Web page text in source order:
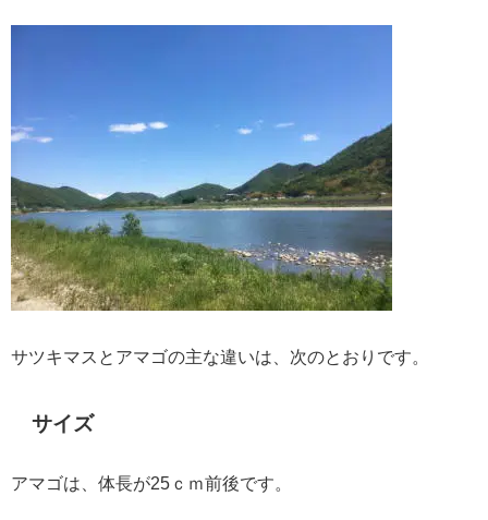
サツキマスとアマゴの主な違いは、次のとおりです。
サイズ
アマゴは、体長が25ｃｍ前後です。